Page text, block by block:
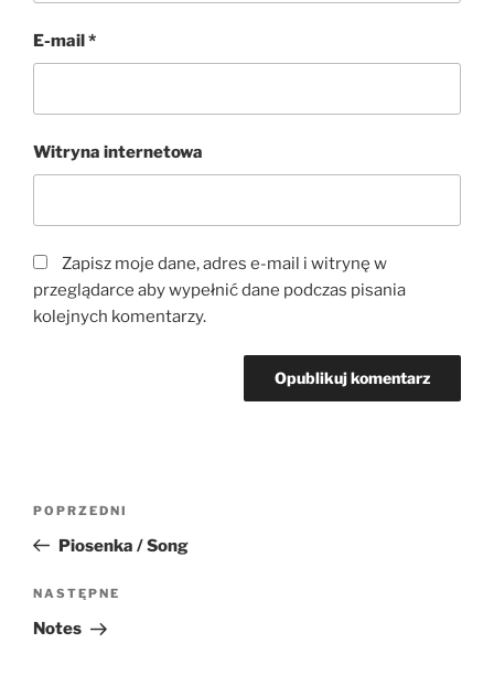
E-mail*
Witryna internetowa
Zapisz moje dane, adres e-mail i witrynę w
przeglądarce aby wypełnić dane podczas pisania
kolejnych komentarzy.
Poprzedni
wpis
POPRZEDNI
Piosenka / Song
Następny
wpis
NASTĘPNE
Notes